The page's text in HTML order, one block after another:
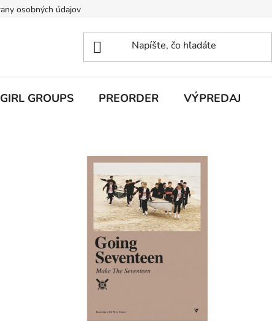
osobných údajov
GIRL GROUPS PREORDER VÝPREDAJ